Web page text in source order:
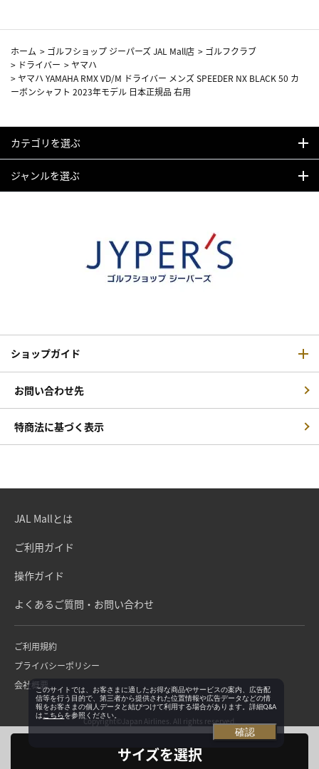
サイズを選択
ホーム > ゴルフショップ ジーパーズ JAL Mall店 > ゴルフクラブ
> ドライバー >ヤマハ
>ヤマハ YAMAHA RMX VD/M ドライバー メンズ SPEEDER NX BLACK 50 カ
ーボンシャフト 2023年モデル 日本正規品 右用
カテゴリを選ぶ
ジャンルを選ぶ
ショップガイド
お問い合わせ先
特商法に基づく表示
JAL Mallとは
ご利用ガイド
操作ガイド
よくあるご質問・お問い合わせ
ご利用規約
プライバシーポリシー
会社概要
Copyright©Japan Airlines. All rights reserved.
このサイトでは、お客さまに適したお得な商品やサービスの案内、広告配
信等を行う目的で、第三者から提供された位置情報や広告データなどの情
報をお客さまの個人データと結びつけて利用する場合があります。詳細Q&A
は こちらを参照ください。
確認